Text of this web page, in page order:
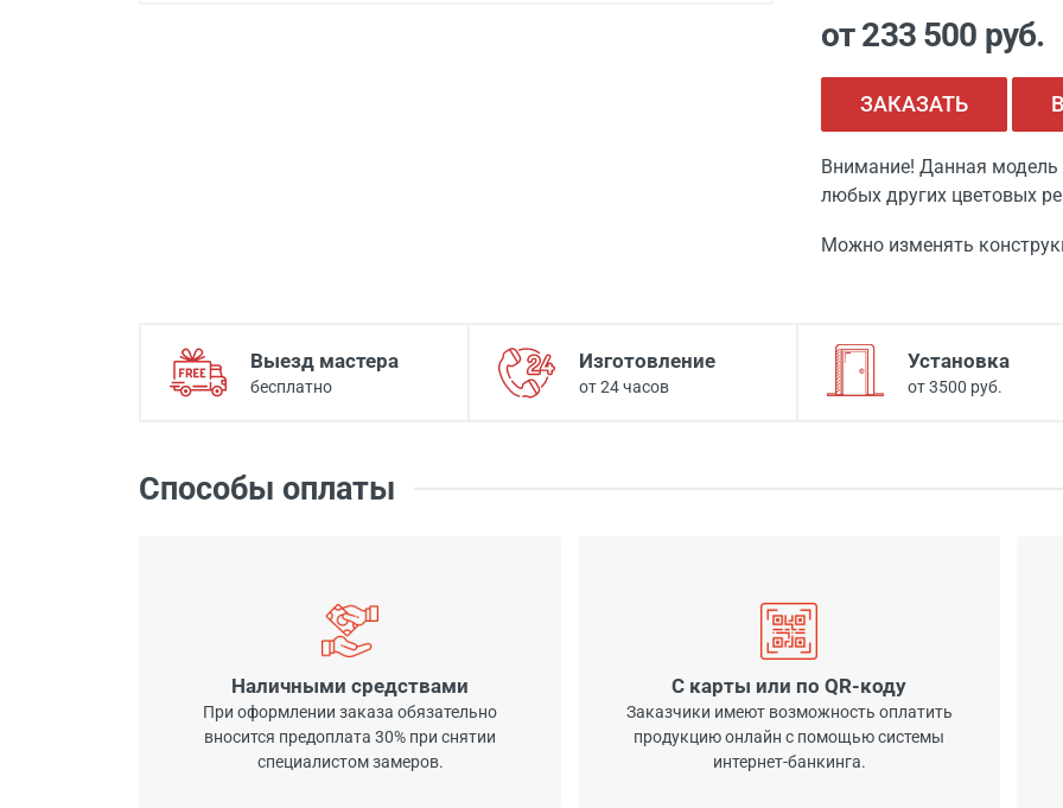
от 233 500 руб.
ЗАКАЗАТЬ
Внимание! Данная модель
любых других цветовых
Можно изменять
Выезд мастера
бесплатно
Изготовление
от 24 часов
Установка
от 3500 руб.
Способы оплаты
Наличными средствами
При оформлении заказа обязательно
вносится предоплата 30% при снятии
специалистом замеров.
С карты или по QR-коду
Заказчики имеют возможность оплатить
продукцию онлайн с помощью системы
интернет-банкинга.